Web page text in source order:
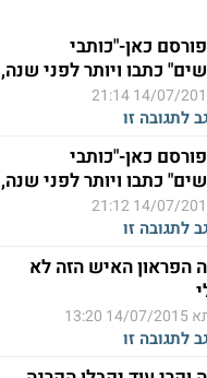
כאן-"כותבי
כתבו ויותר לפני שנה,
14/07/2015
לתגובה זו
כאן-"כותבי
כתבו ויותר לפני שנה,
14/07/2015
לתגובה זו
הפראון האיש הזה לא
14/07/2015 13:20
לתגובה זו